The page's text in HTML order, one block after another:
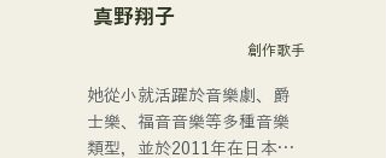
に、自身の表現を発信中。
真野翔子
創作歌手
她從小就活躍於音樂劇、爵
士樂、福音音樂等多種音樂
類型，並於2011年在日本出